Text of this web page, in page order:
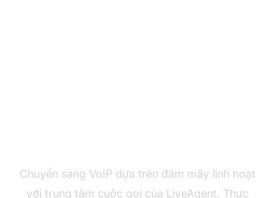
Chuyển sang VoIP dựa trên đám mây linh hoạt
với trung tâm cuộc gọi của LiveAgent. Thực